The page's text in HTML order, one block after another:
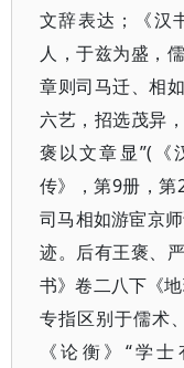
文辞表达；《汉
人，于兹为盛，
章则司马迁、相
六艺，招选茂异
褒以文章显”(《
传》，第9册，第
司马相如游宦京
迹。后有王褒、
书》卷二八下《
专指区别于儒术
《论衡》“学